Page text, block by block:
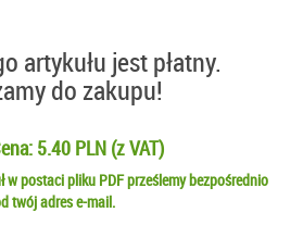
artykułu jest płatny.
do zakupu!
5.40 PLN (z VAT)
w postaci pliku PDF prześlemy bezpośrednio
twój adres e-mail.